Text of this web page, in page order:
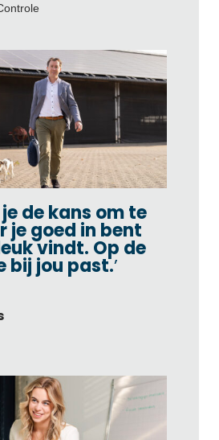
de kans om te
je goed in bent
vindt. Op de
bij jou past.